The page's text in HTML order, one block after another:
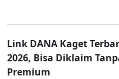
Link DANA Kaget
2026, Bisa Diklaim
Premium